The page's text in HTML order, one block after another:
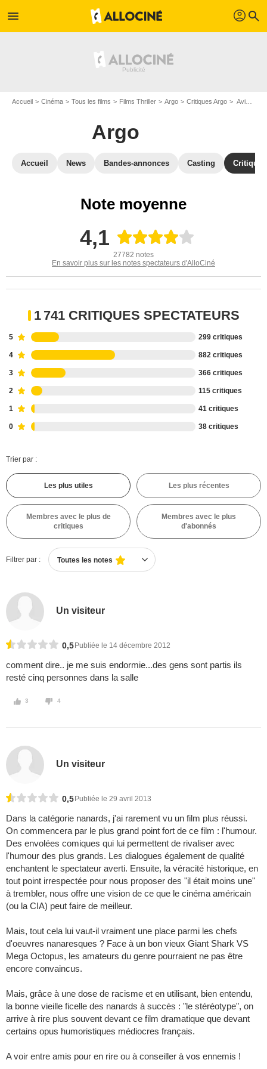
menu profil search
Accueil Cinéma Tous les films Films Thriller Argo Critiques Argo Avis : Argo - Page 7
Argo
Accueil News Bandes-annonces Casting
Note moyenne
4,1
27782 notes
En savoir plus sur les notes spectateurs d'AlloCiné
1 741 CRITIQUES SPECTATEURS
5 299 critiques
4 882 critiques
3 366 critiques
2 115 critiques
1 41 critiques
0 38 critiques
Trier par :
Les plus utiles Les plus récentes
Membres avec le plus de
critiques
Membres avec le plus
d'abonnés
Filtrer par : Toutes les notes
Un visiteur
0,5 Publiée le 14 décembre 2012
comment dire.. je me suis endormie...des gens sont partis ils
resté cinq personnes dans la salle
3 4
Un visiteur
0,5 Publiée le 29 avril 2013
Dans la catégorie nanards, j'ai rarement vu un film plus réussi.
On commencera par le plus grand point fort de ce film : l'humour.
Des envolées comiques qui lui permettent de rivaliser avec
l'humour des plus grands. Les dialogues également de qualité
enchantent le spectateur averti. Ensuite, la véracité historique, en
tout point irrespectée pour nous proposer des "il était moins une"
à trembler, nous offre une vision de ce que le cinéma américain
(ou la CIA) peut faire de meilleur.
Mais, tout cela lui vaut-il vraiment une place parmi les chefs
d'oeuvres nanaresques ? Face à un bon vieux Giant Shark VS
Mega Octopus, les amateurs du genre pourraient ne pas être
encore convaincus.
Mais, grâce à une dose de racisme et en utilisant, bien entendu,
la bonne vieille ficelle des nanards à succès : "le stéréotype", on
arrive à rire plus souvent devant ce film dramatique que devant
certains opus humoristiques médiocres français.
A voir entre amis pour en rire ou à conseiller à vos ennemis !